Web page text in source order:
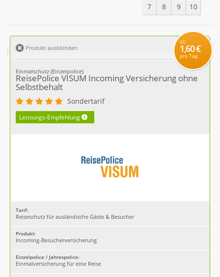
7
8 9 10
Produkt ausblenden
ab
1,60 €
pro Tag
Einmalschutz (Einzelpolice)
ReisePolice VISUM Incoming Versicherung ohne
Selbstbehalt
Sondertarif
Leistungs-Empfehlung
Tarif:
Reiseschutz für ausländische Gäste & Besucher
Produkt:
Incoming-Besucherversicherung
Einzelpolice / Jahrespolice:
Einmalversicherung für eine Reise